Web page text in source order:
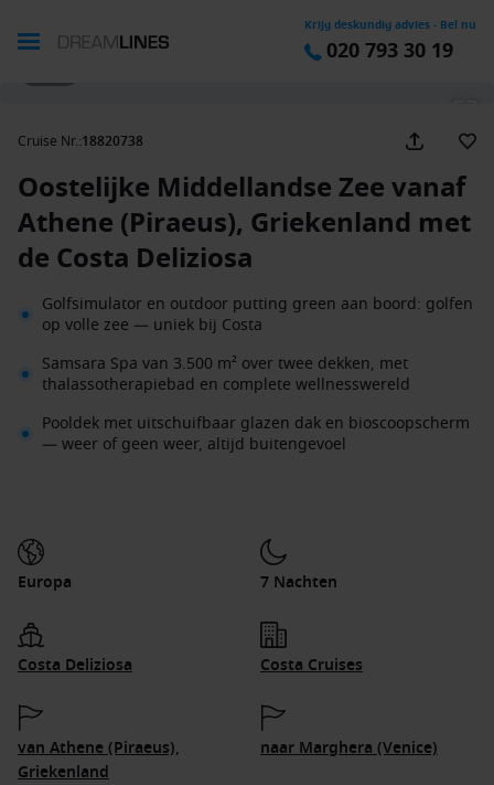
Krijg deskundig advies - Bel nu
020 793 30 19
Cruise Nr.:18820738
Oostelijke Middellandse Zee vanaf
Athene (Piraeus), Griekenland met
de Costa Deliziosa
Golfsimulator en outdoor putting green aan boord: golfen
op volle zee — uniek bij Costa
Samsara Spa van 3.500 m² over twee dekken, met
thalassotherapiebad en complete wellnesswereld
Pooldek met uitschuifbaar glazen dak en bioscoopscherm
— weer of geen weer, altijd buitengevoel
Europa 7 Nachten
Costa Deliziosa Costa Cruises
van Athene (Piraeus),
Griekenland
naar Marghera (Venice)